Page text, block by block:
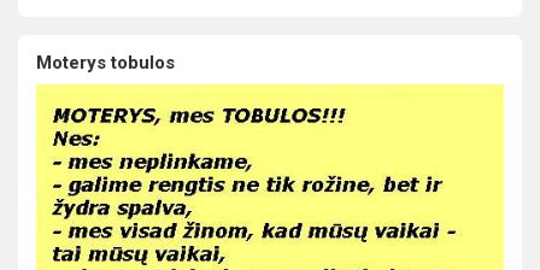
Moterys tobulos